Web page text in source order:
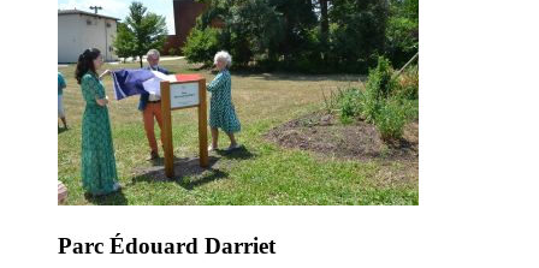
Parc Édouard Darriet